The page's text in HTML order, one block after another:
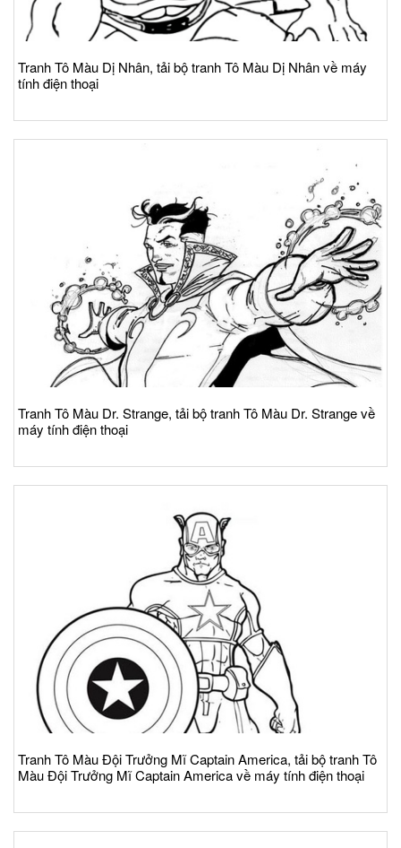
Tranh Tô Màu Dị Nhân, tải bộ tranh Tô Màu Dị Nhân về máy
tính điện thoại
Tranh Tô Màu Dr. Strange, tải bộ tranh Tô Màu Dr. Strange về
máy tính điện thoại
Tranh Tô Màu Đội Trưởng Mĩ Captain America, tải bộ tranh Tô
Màu Đội Trưởng Mĩ Captain America về máy tính điện thoại